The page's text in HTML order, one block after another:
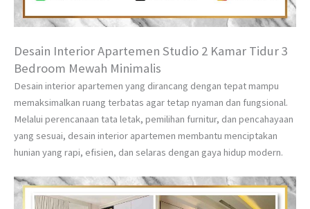
Desain Interior Apartemen Studio 2 Kamar Tidur 3
Bedroom Mewah Minimalis
Desain interior apartemen yang dirancang dengan tepat mampu
memaksimalkan ruang terbatas agar tetap nyaman dan fungsional.
Melalui perencanaan tata letak, pemilihan furnitur, dan pencahayaan
yang sesuai, desain interior apartemen membantu menciptakan
hunian yang rapi, efisien, dan selaras dengan gaya hidup modern.